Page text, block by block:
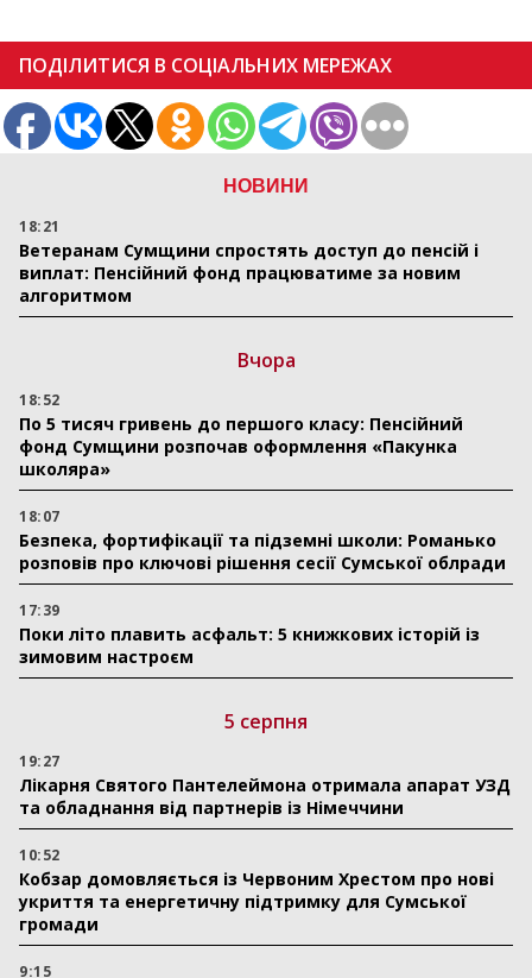
НОВИНИ
18:21
Ветеранам Сумщини спростять доступ до пенсій і
виплат: Пенсійний фонд працюватиме за новим
алгоритмом
Вчора
18:52
По 5 тисяч гривень до першого класу: Пенсійний
фонд Сумщини розпочав оформлення «Пакунка
школяра»
18:07
Безпека, фортифікації та підземні школи: Романько
розповів про ключові рішення сесії Сумської облради
17:39
Поки літо плавить асфальт: 5 книжкових історій із
зимовим настроєм
5 серпня
19:27
Лікарня Святого Пантелеймона отримала апарат УЗД
та обладнання від партнерів із Німеччини
10:52
Кобзар домовляється із Червоним Хрестом про нові
укриття та енергетичну підтримку для Сумської
громади
9:15
ПОДІЛИТИСЯ В СОЦІАЛЬНИХ МЕРЕЖАХ